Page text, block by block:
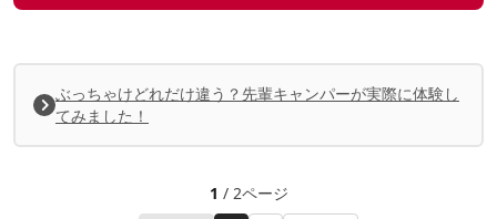
ぶっちゃけどれだけ違う？先輩キャンパーが実際に体験し
てみました！
1 / 2ページ